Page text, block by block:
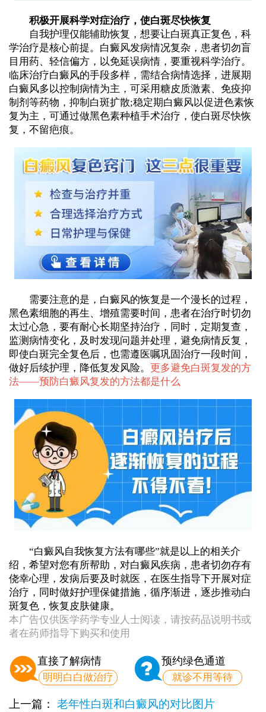
积极开展科学对症治疗，使白斑尽快恢复
自我护理仅能辅助恢复，想要让白斑真正复色，科
学治疗是核心前提。白癜风发病情况复杂，患者切勿盲
目用药、轻信偏方，以免延误病情，要重视科学治疗。
临床治疗白癜风的手段多样，需结合病情选择，进展期
白癜风多以控制病情为主，可采用糖皮质激素、免疫抑
制剂等药物，抑制白斑扩散;稳定期白癜风以促进色素恢
复为主，可通过做黑色素种植手术治疗，使白斑尽快恢
复，不留疤痕。
需要注意的是，白癜风的恢复是一个漫长的过程，
黑色素细胞的再生、增殖需要时间，患者在治疗时切勿
太过心急，要有耐心长期坚持治疗，同时，定期复查，
监测病情变化，及时发现问题并处理，避免病情反复，
即使白斑完全复色后，也需遵医嘱巩固治疗一段时间，
做好后续护理，降低复发风险。 更多避免白斑复发的方
法——预防白癜风复发的方法都是什么
“白癜风自我恢复方法有哪些”就是以上的相关介
绍，希望对您有所帮助，对白癜风疾病，患者切勿存有
侥幸心理，发病后要及时就医，在医生指导下开展对症
治疗，同时做好护理保健措施，循序渐进，逐步推动白
斑复色，恢复皮肤健康。
本广告仅供医学药学专业人士阅读，请按药品说明书或
者在药师指导下购买和使用
直接了解病情
明明白白做治疗
预约绿色通道
就诊不用等待
上一篇： 老年性白斑和白癜风的对比图片